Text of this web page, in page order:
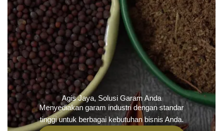
Agis Jaya, Solusi Garam Anda
Menyediakan garam industri dengan standar
tinggi untuk berbagai kebutuhan bisnis Anda.